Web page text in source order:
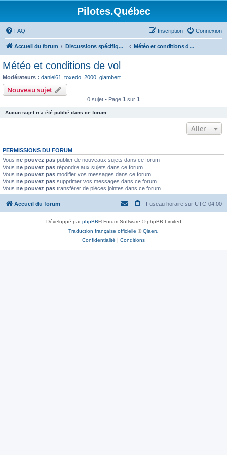
Pilotes.Québec
FAQ Connexion
Inscription
Accueil du forum Discussions spécifiques et techniques Météo et conditions de vol
Météo et conditions de vol
Modérateurs : daniel61 toxedo_2000 glambert
Nouveau sujet
0 sujet • Page 1 sur 1
Aucun sujet n’a été publié dans ce forum.
Aller
PERMISSIONS DU FORUM
Vous ne pouvez pas publier de nouveaux sujets dans ce forum
Vous ne pouvez pas répondre aux sujets dans ce forum
Vous ne pouvez pas modifier vos messages dans ce forum
Vous ne pouvez pas supprimer vos messages dans ce forum
Vous ne pouvez pas transférer de pièces jointes dans ce forum
Accueil du forum Fuseau horaire sur UTC-04:00
Développé parphpBB® Forum Software © phpBB Limited
Traduction française officielle ©Qiaeru
Confidentialité | Conditions